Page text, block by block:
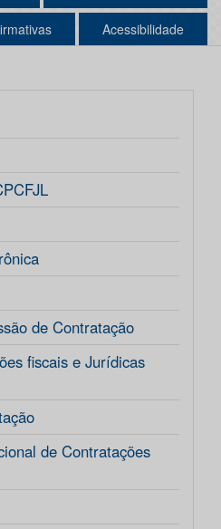
Acessibilidade
de Contratação
fiscais e Jurídicas
de Contratações